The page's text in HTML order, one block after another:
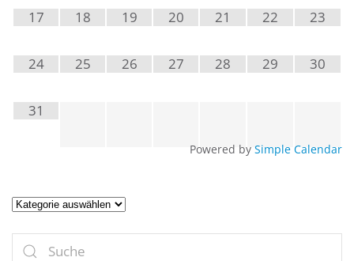
17 18 19 20 21 22 23
24 25 26 27 28 29 30
31
Powered by Simple Calendar
Artikel